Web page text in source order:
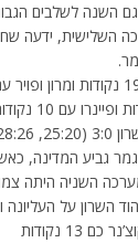
השנה לשלבים
השלישית, ידעה
גביע המדינה,
השניה היתה צמודה
השרון על העליונה